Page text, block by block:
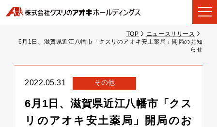
TOP
ニュースリリース
6月1日、滋賀県近江八幡市「クスリのアオキ安土薬局」開局のお知
らせ
2022.05.31 その他
6月1日、滋賀県近江八幡市「クス
リのアオキ安土薬局」開局のお